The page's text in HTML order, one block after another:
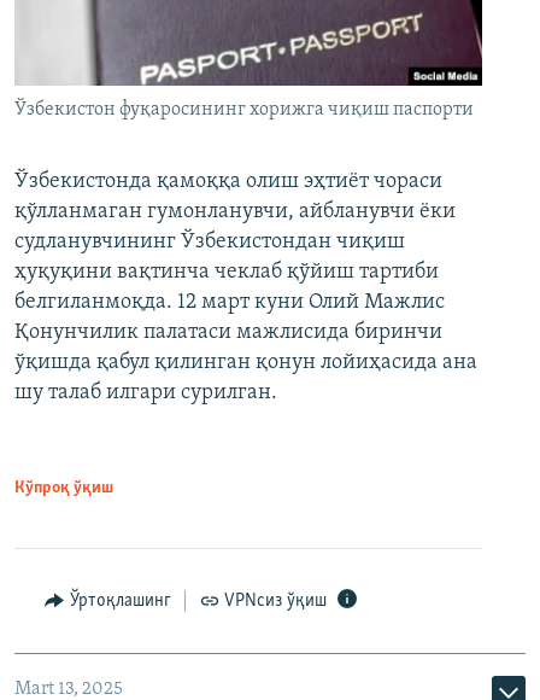
Ўзбекистон фуқаросининг хорижга чиқиш паспорти
Ўзбекистонда қамоққа олиш эҳтиёт чораси
қўлланмаган гумонланувчи, айбланувчи ёки
судланувчининг Ўзбекистондан чиқиш
ҳуқуқини вақтинча чеклаб қўйиш тартиби
белгиланмоқда. 12 март куни Олий Мажлис
Қонунчилик палатаси мажлисида биринчи
ўқишда қабул қилинган қонун лойиҳасида ана
шу талаб илгари сурилган.
Кўпроқ ўқиш
Ўртоқлашинг VPNсиз ўқиш
Mart 13, 2025